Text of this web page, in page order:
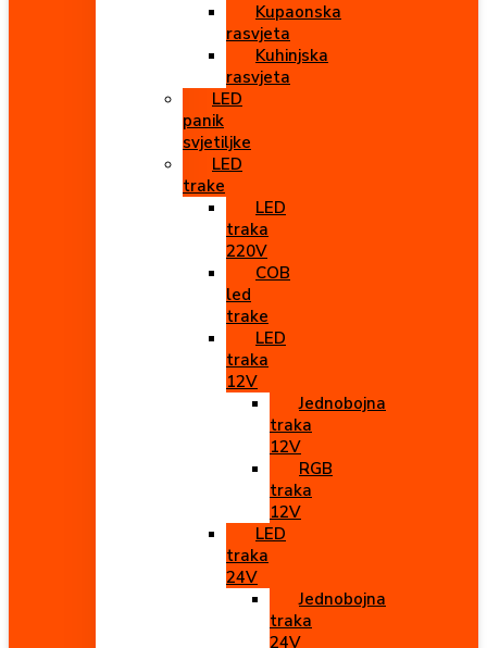
Kupaonska
rasvjeta
Kuhinjska
rasvjeta
LED
panik
svjetiljke
LED
trake
LED
traka
220V
COB
led
trake
LED
traka
12V
Jednobojna
traka
12V
RGB
traka
12V
LED
traka
24V
Jednobojna
traka
24V